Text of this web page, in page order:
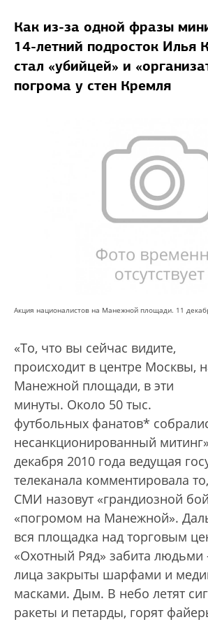
Как из-за одной фразы
14-летний подросток Илья
стал «убийцей» и
погрома у стен Кремля
Акция националистов на Манежной площади. 11
«То, что вы сейчас видите,
происходит в центре Москвы,
Манежной площади, в эти
минуты. Около 50 тыс.
футбольных фанатов*
несанкционированный
декабря 2010 года ведущая
телеканала комментировала
СМИ назовут «грандиозной
«погромом на Манежной».
вся площадка над торговым
«Охотный Ряд» забита
лица закрыты шарфами и
масками. Дым. В небо летят
ракеты и петарды, горят